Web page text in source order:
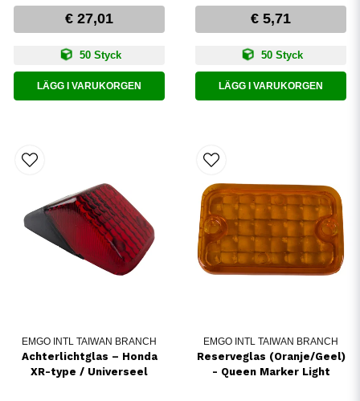
€ 27,01
50 Styck
LÄGG I VARUKORGEN
€ 5,71
50 Styck
LÄGG I VARUKORGEN
EMGO INTL TAIWAN BRANCH
Achterlichtglas – Honda
XR-type / Universeel
EMGO INTL TAIWAN BRANCH
Reserveglas (Oranje/Geel)
- Queen Marker Light